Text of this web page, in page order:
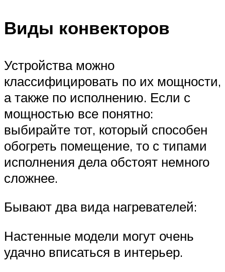
Виды конвекторов
Устройства можно
классифицировать по их мощности,
а также по исполнению. Если с
мощностью все понятно:
выбирайте тот, который способен
обогреть помещение, то с типами
исполнения дела обстоят немного
сложнее.
Бывают два вида нагревателей:
Настенные модели могут очень
удачно вписаться в интерьер.